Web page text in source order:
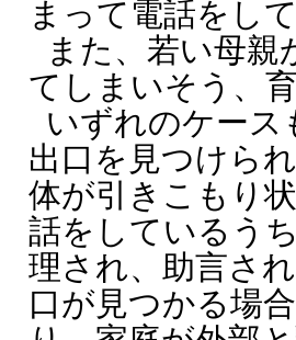
まって電話をし
また、若い母
てしまいそう、
いずれのケース
出口を見つけら
体が引きこもり
話をしているう
理され、助言さ
口が見つかる場